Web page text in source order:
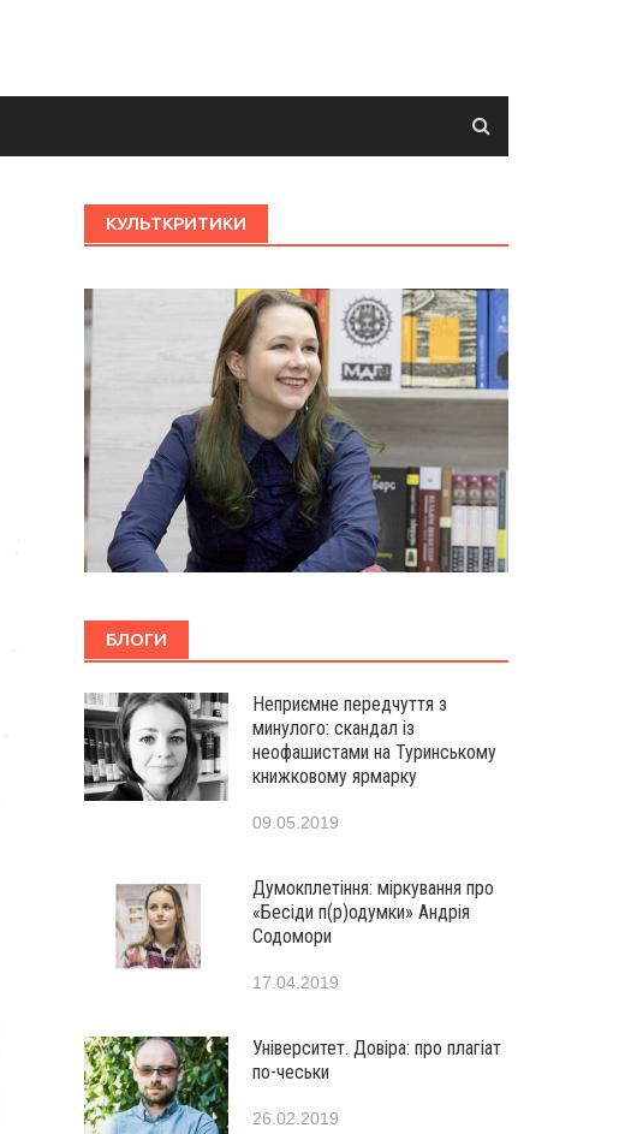
КУЛЬТКРИТИКИ
БЛОГИ
Неприємне передчуття з
минулого: скандал із
неофашистами на Туринському
книжковому ярмарку
09.05.2019
Думокплетіння: міркування про
«Бесіди п(р)одумки» Андрія
Содомори
17.04.2019
Університет. Довіра: про плагіат
по-чеськи
26.02.2019